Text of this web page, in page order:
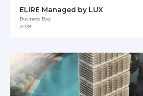
ELIRE Managed by LUX
Business Bay
2028